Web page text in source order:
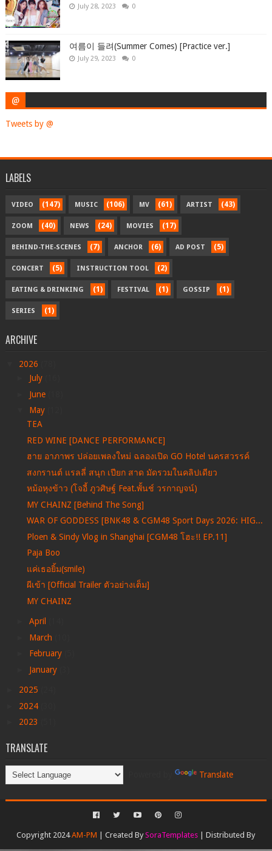
July 28, 2023 0
여름이 들려(Summer Comes) [Practice ver.]
July 29, 2023 0
@
Tweets by @
LABELS
VIDEO (147) MUSIC (106) MV (61) ARTIST (43)
ZOOM (40) NEWS (24) MOVIES (17)
BEHIND-THE-SCENES (7) ANCHOR (6) AD POST (5)
CONCERT (5) INSTRUCTION TOOL (2)
EATING & DRINKING (1) FESTIVAL (1) GOSSIP (1)
SERIES (1)
ARCHIVE
2026
July
June
May
TEA
RED WINE [DANCE PERFORMANCE]
ฮาย อาภาพร ปล่อยเพลงใหม่ ฉลองเปิด GO Hotel นครสวรรค์
สงกรานต์ แรลลี่ สนุก เปียก สาด มัดรวมในคลิปเดียว
หม้อหุงข้าว (โจอี้ ภูวศิษฐ์ Feat.พั้นช์ วรกาญจน์)
MY CHAINZ [Behind The Song]
WAR OF GODDESS [BNK48 & CGM48 Sport Days 2026: HIG...
Ploen & Sindy Vlog in Shanghai [CGM48 โฮะ!! EP.11]
Paja Boo
แค่เธอยิ้ม(smile)
ผีเข้า [Official Trailer ตัวอย่างเต็ม]
MY CHAINZ
April
March
February
January
2025
2024
2023
TRANSLATE
Translate
Copyright 2024AM-PM | Created BySoraTemplates | Distributed By